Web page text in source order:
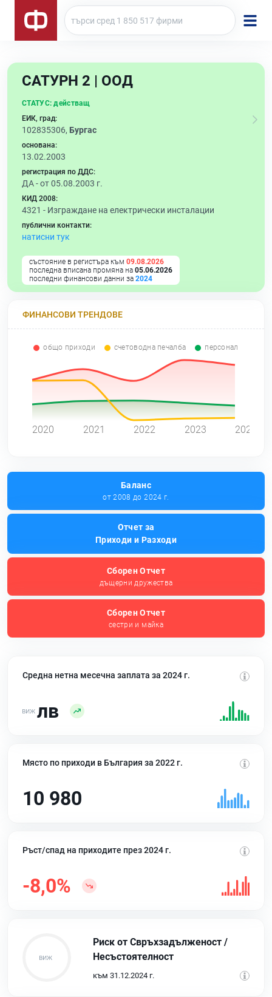
САТУРН 2 | ООД
СТАТУС: действащ
ЕИК, град:
102835306, Бургас
основана:
13.02.2003
регистрация по ДДС:
ДА - от 05.08.2003 г.
КИД 2008:
4321 - Изграждане на електрически инсталации
публични контакти:
натисни тук
състояние в регистъра към 09.08.2026
последна вписана промяна на 05.06.2026
последни финансови данни за 2024
ФИНАНСОВИ ТРЕНДОВЕ
общо приходи счетоводна печалба персонал
2020 2021 2022 2023 2024
Баланс
от 2008 до 2024 г.
Отчет за
Приходи и Разходи
Сборен Отчет
дъщерни дружества
Сборен Отчет
сестри и майка
Средна нетна месечна заплата за 2024 г.
лв
Място по приходи в България за 2022 г.
10 980
Ръст/спад на приходите през 2024 г.
-8,0%
Риск от Свръхзадълженост /
Несъстоятелност
към 31.12.2024 г.